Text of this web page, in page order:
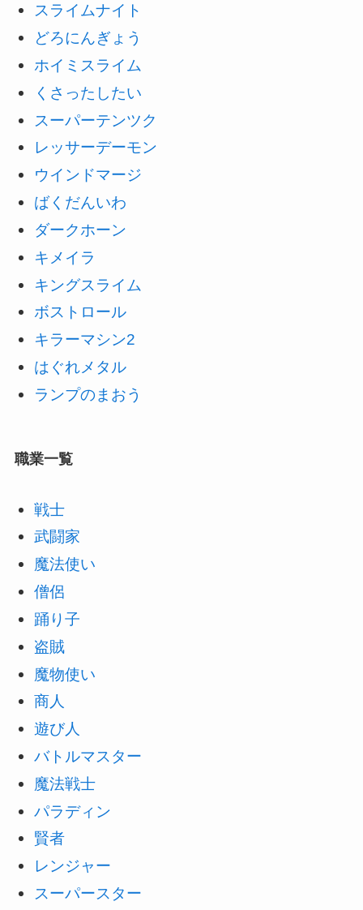
スライムナイト
どろにんぎょう
ホイミスライム
くさったしたい
スーパーテンツク
レッサーデーモン
ウインドマージ
ばくだんいわ
ダークホーン
キメイラ
キングスライム
ボストロール
キラーマシン2
はぐれメタル
ランプのまおう
職業一覧
戦士
武闘家
魔法使い
僧侶
踊り子
盗賊
魔物使い
商人
遊び人
バトルマスター
魔法戦士
パラディン
賢者
レンジャー
スーパースター